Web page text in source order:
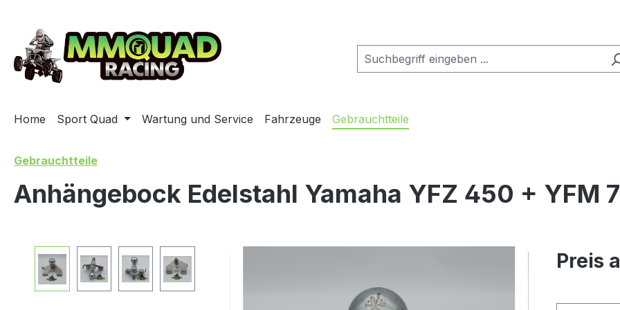
Home Sport Quad Wartung und Service Fahrzeuge Gebrauchtteile
Gebrauchtteile
Anhängebock Edelstahl Yamaha YFZ 450 + YFM
Bildergalerie überspringen Preis